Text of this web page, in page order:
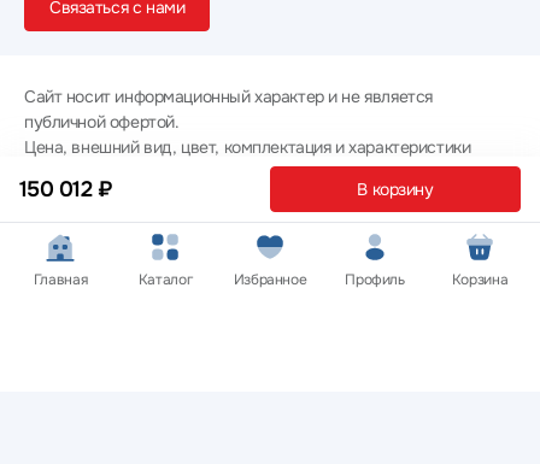
150 012 ₽ В корзину
Связаться с нами
Сайт носит информационный характер и не является
публичной офертой.
Цена, внешний вид, цвет, комплектация и характеристики
товаров указаны для ознакомительных целей и могут не
совпадать с соответствующими параметрами поставляемых
товаров - уточняйте информацию у менеджера при
оформлении заказа.
Политика конфиденциальности
Главная Каталог Избранное Профиль Корзина